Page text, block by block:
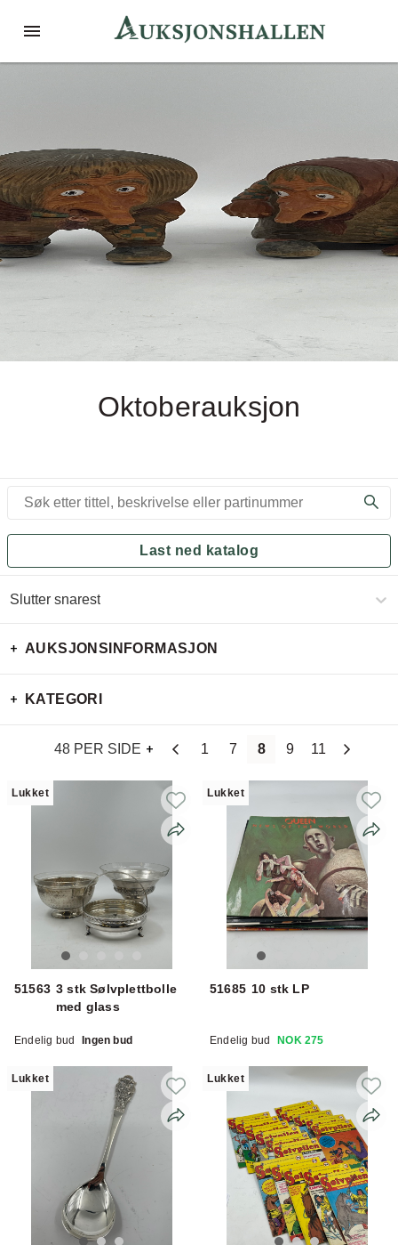
Oktoberauksjon
Last ned katalog
AUKSJONSINFORMASJON
KATEGORI
Slutter snarest
48 PER SIDE 1 7 8 9 11
Lukket
51563 3 stk Sølvplettbolle
med glass
Endelig bud Ingen bud
Lukket
51685 10 stk LP
Endelig bud NOK 275
Lukket Lukket